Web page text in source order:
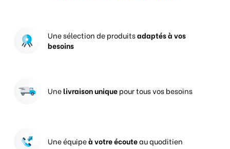
Une sélection de produitsadaptés à vos
besoins
Unelivraison uniquepour tous vos besoins
Une équipeà votre écouteau quoditien